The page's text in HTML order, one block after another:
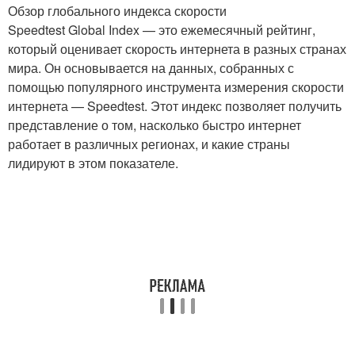
Максимальные
скорости
Высокая скорость
Обзор глобального индекса скорости
Speedtest Global Index — это ежемесячный рейтинг,
который оценивает скорость интернета в разных странах
мира. Он основывается на данных, собранных с
помощью популярного инструмента измерения скорости
интернета — Speedtest. Этот индекс позволяет получить
представление о том, насколько быстро интернет
работает в различных регионах, и какие страны
лидируют в этом показателе.